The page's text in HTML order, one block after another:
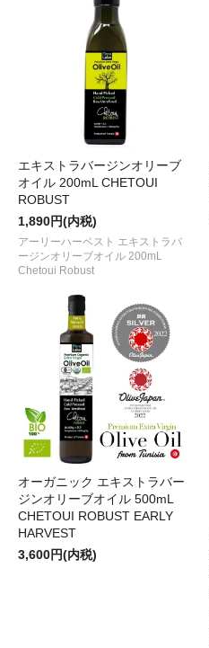
エキストラバージンオリーブ
オイル 200mL CHETOUI
ROBUST
1,890円(内税)
アーリーハーベスト エキストラバ
ージンオリーブオイル 200mL
Chetoui Robust
オーガニック エキストラバー
ジンオリーブオイル 500mL
CHETOUI ROBUST EARLY
HARVEST
3,600円(内税)